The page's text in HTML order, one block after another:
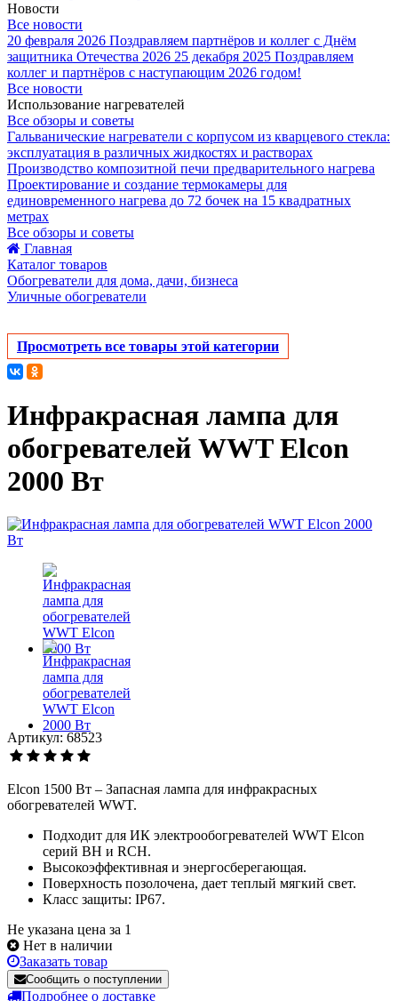
Новости
Все новости
20 февраля 2026 Поздравляем партнёров и коллег с Днём
защитника Отечества 2026 25 декабря 2025 Поздравляем
коллег и партнёров с наступающим 2026 годом!
Все новости
Использование нагревателей
Все обзоры и советы
Гальванические нагреватели с корпусом из кварцевого стекла:
эксплуатация в различных жидкостях и растворах
Производство композитной печи предварительного нагрева
Проектирование и создание термокамеры для
единовременного нагрева до 72 бочек на 15 квадратных
метрах
Все обзоры и советы
Главная
Каталог товаров
Обогреватели для дома, дачи, бизнеса
Уличные обогреватели
Просмотреть все товары этой категории
Инфракрасная лампа для
обогревателей WWT Elcon
2000 Вт
Артикул: 68523
Elcon 1500 Вт – Запасная лампа для инфракрасных
обогревателей WWT.
Подходит для ИК электрообогревателей WWT Elcon
серий BH и RCH.
Высокоэффективная и энергосберегающая.
Поверхность позолочена, дает теплый мягкий свет.
Класс защиты: IP67.
Не указана цена за 1
Нет в наличии
Заказать товар
Сообщить о поступлении
Подробнее о доставке